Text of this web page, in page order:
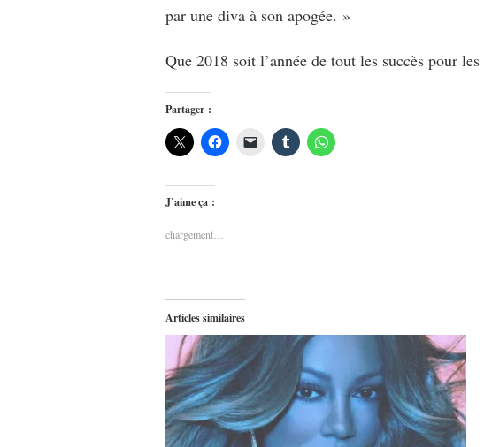
par une diva à son apogée. »
Que 2018 soit l’année de tout les succès pour
Partager :
J’aime ça :
chargement…
Articles similaires